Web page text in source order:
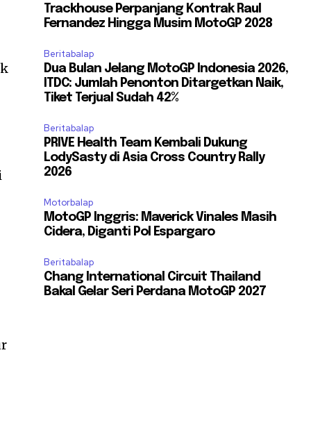
Trackhouse Perpanjang Kontrak Raul
Fernandez Hingga Musim MotoGP 2028
Beritabalap
Dua Bulan Jelang MotoGP Indonesia 2026,
ITDC: Jumlah Penonton Ditargetkan Naik,
Tiket Terjual Sudah 42%
Beritabalap
PRIVE Health Team Kembali Dukung
LodySasty di Asia Cross Country Rally
2026
Motorbalap
MotoGP Inggris: Maverick Vinales Masih
Cidera, Diganti Pol Espargaro
Beritabalap
Chang International Circuit Thailand
Bakal Gelar Seri Perdana MotoGP 2027